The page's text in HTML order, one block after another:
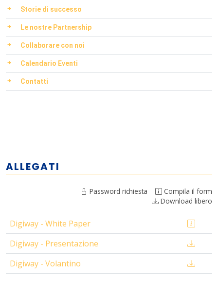
Storie di successo
Le nostre Partnership
Collaborare con noi
Calendario Eventi
Contatti
ALLEGATI
Password richiesta
Compila il form
Download libero
Digiway - White Paper
Digiway - Presentazione
Digiway - Volantino